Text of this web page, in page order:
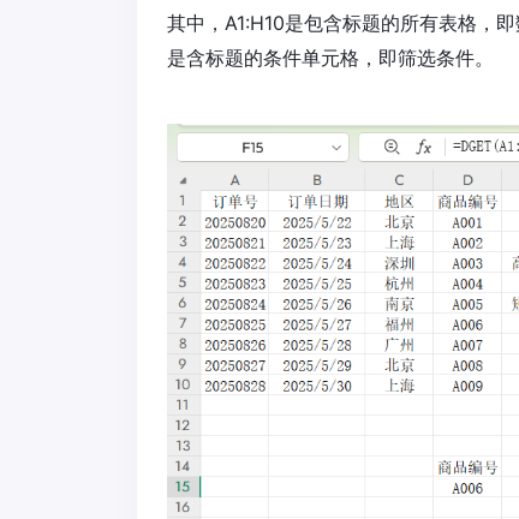
其中，A1:H10是包含标题的所有表格，
是含标题的条件单元格，即筛选条件。